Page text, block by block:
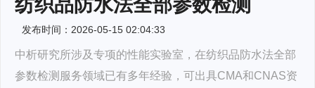
纺织品防水法全部参数检测
发布时间：2026-05-15 02:04:33
中析研究所涉及专项的性能实验室，在纺织品防水法全部
参数检测服务领域已有多年经验，可出具CMA和CNAS资